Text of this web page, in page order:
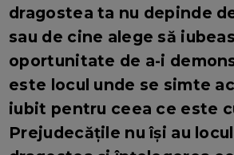
dragostea ta nu depinde
sau de cine alege să
oportunitate de a-i
este locul unde se simte
iubit pentru ceea ce este
Prejudecățile nu își au